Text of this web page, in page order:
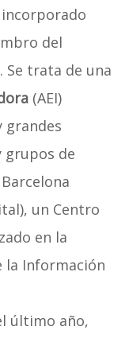
incorporado
del
. Se trata de una
(AEI)
grupos de
un Centro
en la
la Información
último año,